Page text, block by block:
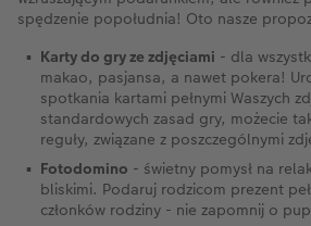
spędzenie popołudnia! Oto nasze
Karty do gry ze zdjęciami - dla
makao, pasjansa, a nawet pokera!
spotkania kartami pełnymi Waszych
standardowych zasad gry, możecie
reguły, związane z poszczególnymi
Fotodomino - świetny pomysł na
bliskimi. Podaruj rodzicom prezent
członków rodziny - nie zapomnij o